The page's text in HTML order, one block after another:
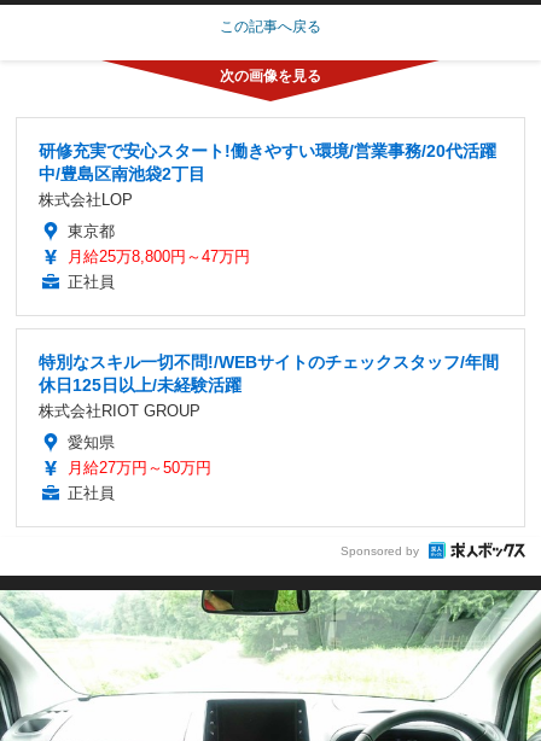
この記事へ戻る
研修充実で安心スタート!働きやすい環境/営業事務/20代活躍
中/豊島区南池袋2丁目
株式会社LOP
東京都
月給25万8,800円～47万円
正社員
特別なスキル一切不問!/WEBサイトのチェックスタッフ/年間
休日125日以上/未経験活躍
株式会社RIOT GROUP
愛知県
月給27万円～50万円
正社員
Sponsored by